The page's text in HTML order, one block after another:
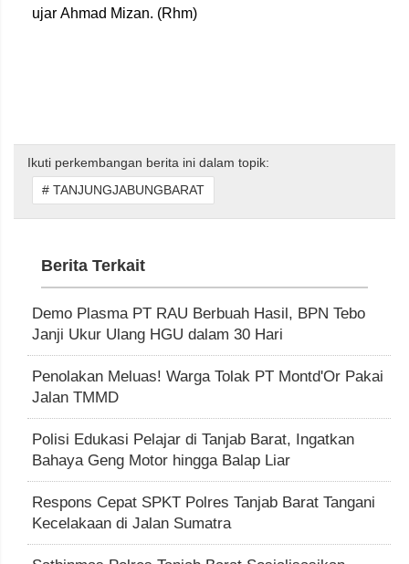
ujar Ahmad Mizan. (Rhm)
Ikuti perkembangan berita ini dalam topik:
# TANJUNGJABUNGBARAT
Berita Terkait
Demo Plasma PT RAU Berbuah Hasil, BPN Tebo
Janji Ukur Ulang HGU dalam 30 Hari
Penolakan Meluas! Warga Tolak PT Montd'Or Pakai
Jalan TMMD
Polisi Edukasi Pelajar di Tanjab Barat, Ingatkan
Bahaya Geng Motor hingga Balap Liar
Respons Cepat SPKT Polres Tanjab Barat Tangani
Kecelakaan di Jalan Sumatra